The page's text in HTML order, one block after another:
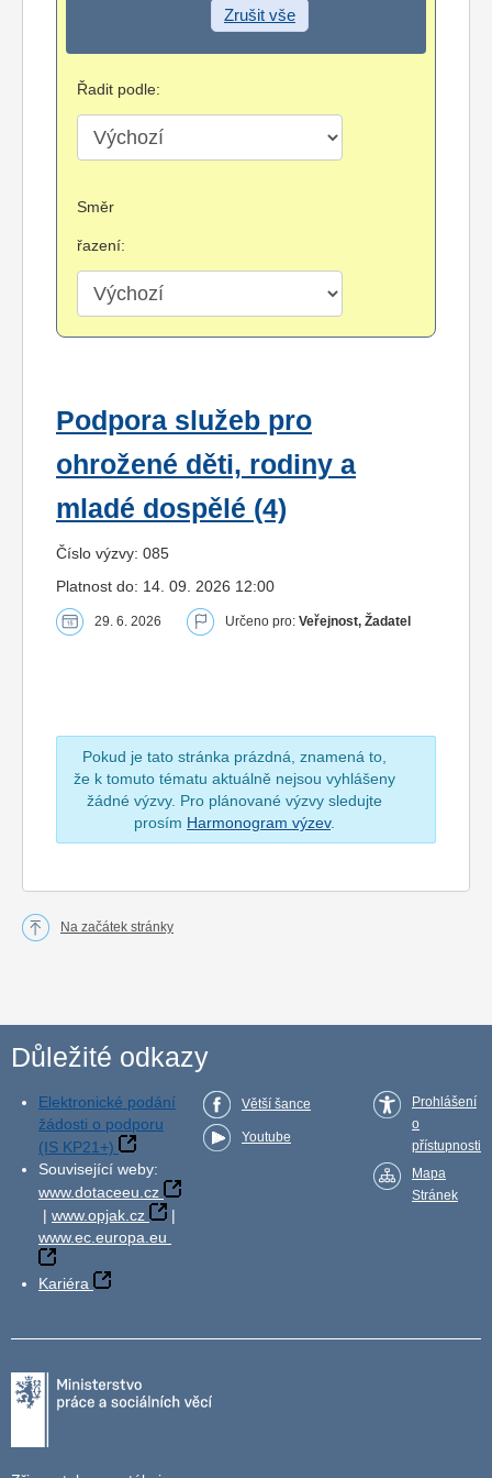
Zrušit vše
Řadit podle:
Směr
řazení:
Podpora služeb pro
ohrožené děti, rodiny a
mladé dospělé (4)
Číslo výzvy: 085
Platnost do: 14. 09. 2026 12:00
29. 6. 2026 Určeno pro: Veřejnost, Žadatel
Pokud je tato stránka prázdná, znamená to,
že k tomuto tématu aktuálně nejsou vyhlášeny
žádné výzvy. Pro plánované výzvy sledujte
prosím Harmonogram výzev.
Na začátek stránky
Důležité odkazy
Elektronické podání
žádosti o podporu
(IS KP21+)
Související weby:
www.dotaceeu.cz
| www.opjak.cz
|
www.ec.europa.eu
Kariéra
Větší šance
Youtube
Prohlášení
o
přístupnosti
Mapa
Stránek